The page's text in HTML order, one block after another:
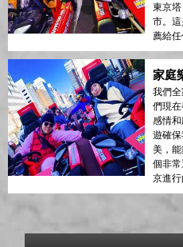
東京
市。
薦給任
家庭
我們
們現
感情
遊確
美，
個非
京進行